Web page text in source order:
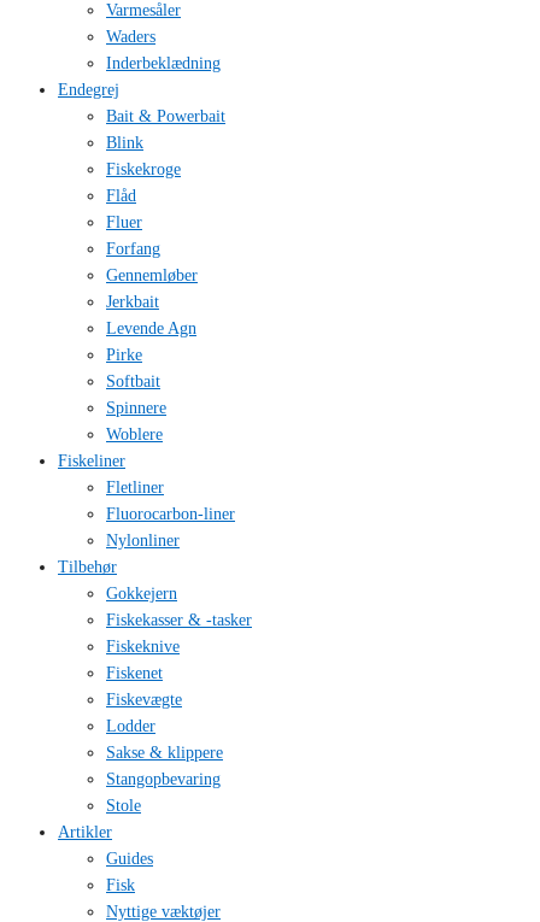
Varmesåler
Waders
Inderbeklædning
Endegrej
Bait & Powerbait
Blink
Fiskekroge
Flåd
Fluer
Forfang
Gennemløber
Jerkbait
Levende Agn
Pirke
Softbait
Spinnere
Woblere
Fiskeliner
Fletliner
Fluorocarbon-liner
Nylonliner
Tilbehør
Gokkejern
Fiskekasser & -tasker
Fiskeknive
Fiskenet
Fiskevægte
Lodder
Sakse & klippere
Stangopbevaring
Stole
Artikler
Guides
Fisk
Nyttige væktøjer